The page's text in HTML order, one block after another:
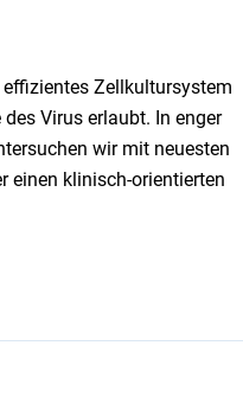
Zellkultursystem
Virus erlaubt. In enger
wir mit neuesten
einen klinisch-orientierten